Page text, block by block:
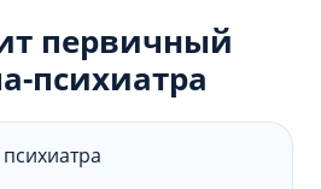
первичный
психиатра